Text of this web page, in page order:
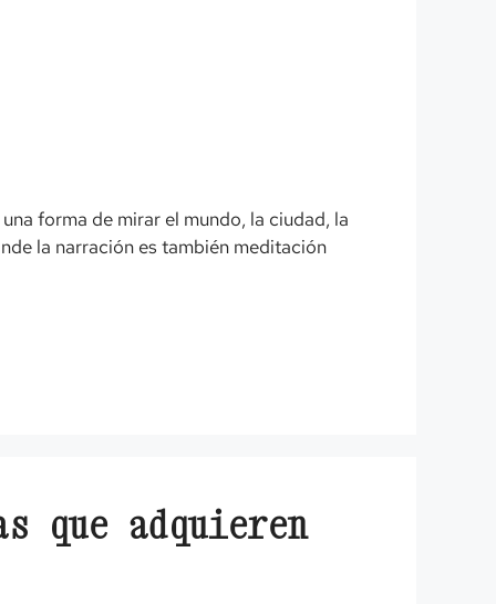
forma de mirar el mundo, la ciudad, la
la narración es también meditación
que adquieren